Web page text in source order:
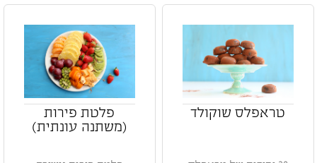
טראפלס שוקולד
פלטת פירות
(משתנה עונתית)